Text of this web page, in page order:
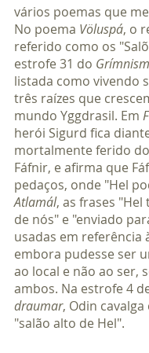
vários poemas que
No poema Völuspá, o
referido como os
estrofe 31 do
listada como vivendo
três raízes que
mundo Yggdrasil. Em
herói Sigurd fica
mortalmente ferido
Fáfnir, e afirma que
pedaços, onde "Hel
Atlamál, as frases
de nós" e "enviado
usadas em referência
embora pudesse ser
ao local e não ao ser,
ambos. Na estrofe 4
draumar, Odin
"salão alto de Hel".